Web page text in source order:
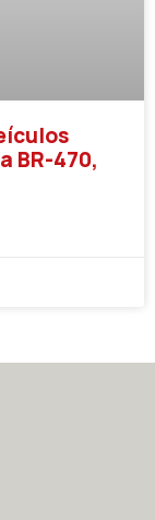
BR-470,